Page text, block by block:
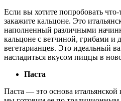
Если вы хотите попробовать что-
закажите кальцоне. Это
наполненный различными
кальцоне с ветчиной, грибами и
вегетарианцев. Это идеальный
насладиться вкусом пиццы в
Паста
Паста — это основа